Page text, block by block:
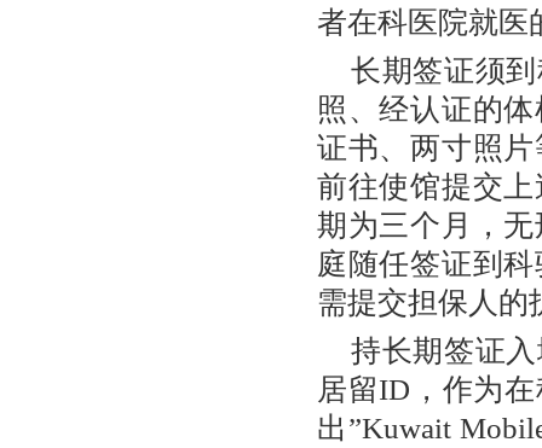
者在科医院就医
长期签证须
照、经认证的
证书、两寸照
前往使馆提交
期为三个月，
庭随任签证到
需提交担保人的
持长期签证
居留ID，作为
出”Kuwait